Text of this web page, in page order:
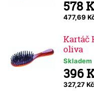
578
477,69
Kartáč
oliva
Skladem
396
327,27 Kč